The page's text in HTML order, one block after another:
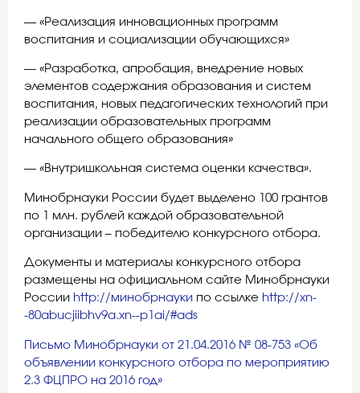
— «Реализация инновационных программ
воспитания и социализации обучающихся»
— «Разработка, апробация, внедрение новых
элементов содержания образования и систем
воспитания, новых педагогических технологий при
реализации образовательных программ
начального общего образования»
— «Внутришкольная система оценки качества».
Минобрнауки России будет выделено 100 грантов
по 1 млн. рублей каждой образовательной
организации – победителю конкурсного отбора.
Документы и материалы конкурсного отбора
размещены на официальном сайте Минобрнауки
России http://минобрнауки по ссылке http://xn-
-80abucjiibhv9a.xn--p1ai/#ads
Письмо Минобрнауки от 21.04.2016 № 08-753 «Об
объявлении конкурсного отбора по мероприятию
2.3 ФЦПРО на 2016 год»